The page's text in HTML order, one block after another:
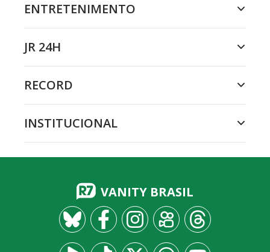
ENTRETENIMENTO
JR 24H
RECORD
INSTITUCIONAL
VANITY BRASIL